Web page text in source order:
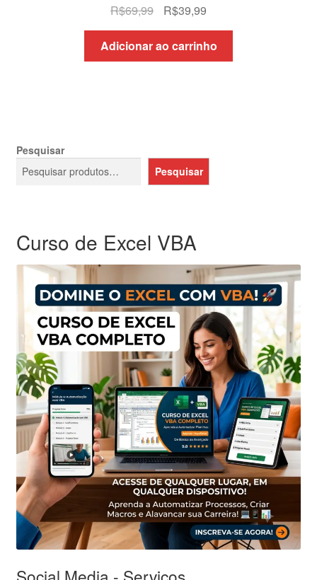
R$69,99
O
preço
original
era:
R$39,99O
preço
atual
é:
Adicionar ao carrinho
Pesquisar
Pesquisar
Curso de Excel VBA